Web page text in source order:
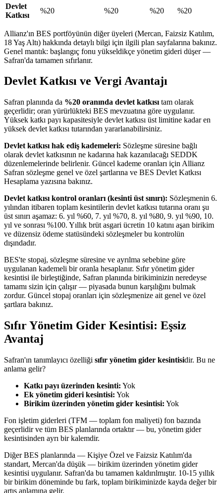
Devlet
Katkısı
%20 %20 %20 %20
Allianz'ın BES portföyünün diğer üyeleri (Mercan, Faizsiz Katılım,
18 Yaş Altı) hakkında detaylı bilgi için ilgili plan sayfalarına bakınız.
Genel mantık: başlangıç fonu yükseldikçe yönetim gideri düşer —
Safran'da tamamen sıfırlanır.
Devlet Katkısı ve Vergi Avantajı
Safran planında da %20 oranında devlet katkısı tam olarak
geçerlidir; oran yürürlükteki BES mevzuatına göre uygulanır.
Yüksek katkı payı kapasitesiyle devlet katkısı üst limitine kadar en
yüksek devlet katkısı tutarından yararlanabilirsiniz.
Devlet katkısı hak ediş kademeleri: Sözleşme süresine bağlı
olarak devlet katkısının ne kadarına hak kazanılacağı SEDDK
düzenlemelerinde belirlenir. Güncel kademe oranları için Allianz
Safran sözleşme genel ve özel şartlarına ve BES Devlet Katkısı
Hesaplama yazısına bakınız.
Devlet katkısı kontrol oranları (kesinti üst sınırı): Sözleşmenin 6.
yılından itibaren toplam kesintilerin devlet katkısı tutarına oranı şu
üst sınırı aşamaz: 6. yıl %60, 7. yıl %70, 8. yıl %80, 9. yıl %90, 10.
yıl ve sonrası %100. Yıllık brüt asgari ücretin 10 katını aşan birikim
ve düzensiz ödeme statüsündeki sözleşmeler bu kontrolün
dışındadır.
BES'te stopaj, sözleşme süresine ve ayrılma sebebine göre
uygulanan kademeli bir oranla hesaplanır. Sıfır yönetim gider
kesintisi ile birleştiğinde, Safran planında birikiminizin neredeyse
tamamı sizin için çalışır — piyasada bunun karşılığını bulmak
zordur. Güncel stopaj oranları için sözleşmenize ait genel ve özel
şartlara bakınız.
Sıfır Yönetim Gider Kesintisi: Eşsiz
Avantaj
Safran'ın tanımlayıcı özelliği sıfır yönetim gider kesintisidir. Bu ne
anlama gelir?
Katkı payı üzerinden kesinti: Yok
Ek yönetim gideri kesintisi: Yok
Birikim üzerinden yönetim gider kesintisi: Yok
Fon işletim giderleri (TFM — toplam fon maliyeti) fon bazında
geçerlidir ve tüm BES planlarında ortaktır — bu, yönetim gider
kesintisinden ayrı bir kalemdir.
Diğer BES planlarında — Kişiye Özel ve Faizsiz Katılım'da
standart, Mercan'da düşük — birikim üzerinden yönetim gider
kesintisi uygulanır. Safran'da bu tamamen kaldırılmıştır. 10-15 yıllık
bir birikim döneminde bu fark, toplam birikiminizde kayda değer bir
artış anlamına gelir.